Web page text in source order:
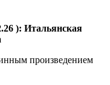
): Итальянская
произведением